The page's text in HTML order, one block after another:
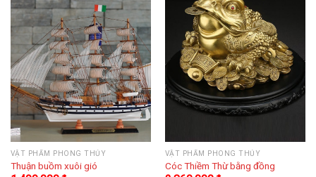
VẬT PHẨM PHONG THỦY
Thuận buồm xuôi gió
VẬT PHẨM PHONG THỦY
Cóc Thiềm Thừ bằng đồng